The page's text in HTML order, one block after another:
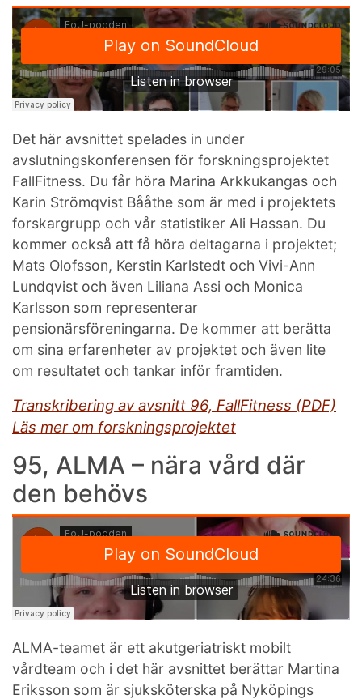
Det här avsnittet spelades in under
avslutningskonferensen för forskningsprojektet
FallFitness. Du får höra Marina Arkkukangas och
Karin Strömqvist Bååthe som är med i projektets
forskargrupp och vår statistiker Ali Hassan. Du
kommer också att få höra deltagarna i projektet;
Mats Olofsson, Kerstin Karlstedt och Vivi-Ann
Lundqvist och även Liliana Assi och Monica
Karlsson som representerar
pensionärsföreningarna. De kommer att berätta
om sina erfarenheter av projektet och även lite
om resultatet och tankar inför framtiden.
Transkribering av avsnitt 96, FallFitness (PDF)
Läs mer om forskningsprojektet
95, ALMA – nära vård där
den behövs
ALMA-teamet är ett akutgeriatriskt mobilt
vårdteam och i det här avsnittet berättar Martina
Eriksson som är sjuksköterska på Nyköpings